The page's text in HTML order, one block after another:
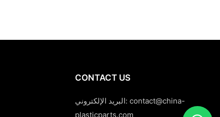
CONTACT US
البريد الإلكتروني:contact@china-
plasticparts.com